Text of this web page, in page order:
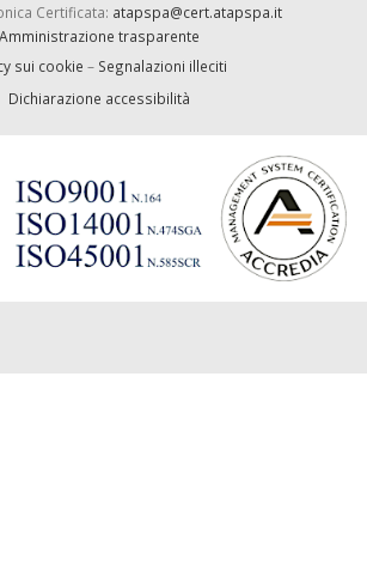
Certificata: atapspa@cert.atapspa.it
Amministrazione trasparente
sui cookie – Segnalazioni illeciti
Dichiarazione accessibilità